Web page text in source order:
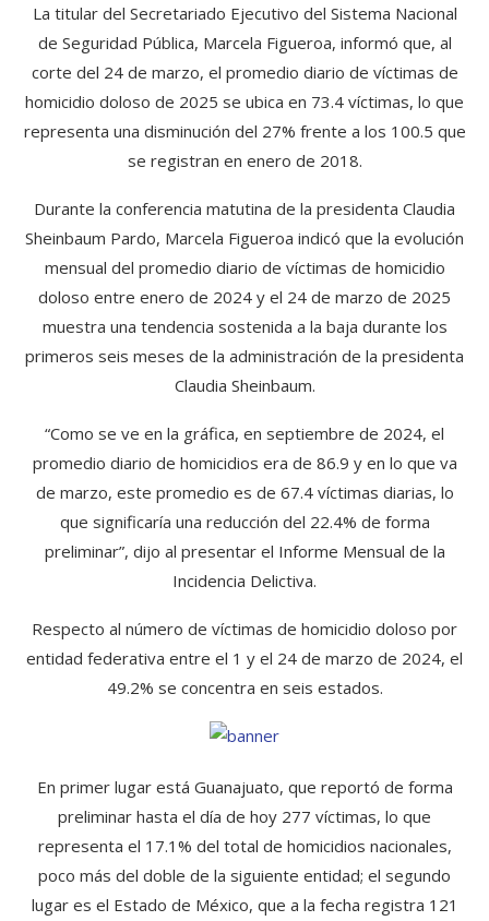
La titular del Secretariado Ejecutivo del Sistema Nacional
de Seguridad Pública, Marcela Figueroa, informó que, al
corte del 24 de marzo, el promedio diario de víctimas de
homicidio doloso de 2025 se ubica en 73.4 víctimas, lo que
representa una disminución del 27% frente a los 100.5 que
se registran en enero de 2018.
Durante la conferencia matutina de la presidenta Claudia
Sheinbaum Pardo, Marcela Figueroa indicó que la evolución
mensual del promedio diario de víctimas de homicidio
doloso entre enero de 2024 y el 24 de marzo de 2025
muestra una tendencia sostenida a la baja durante los
primeros seis meses de la administración de la presidenta
Claudia Sheinbaum.
“Como se ve en la gráfica, en septiembre de 2024, el
promedio diario de homicidios era de 86.9 y en lo que va
de marzo, este promedio es de 67.4 víctimas diarias, lo
que significaría una reducción del 22.4% de forma
preliminar”, dijo al presentar el Informe Mensual de la
Incidencia Delictiva.
Respecto al número de víctimas de homicidio doloso por
entidad federativa entre el 1 y el 24 de marzo de 2024, el
49.2% se concentra en seis estados.
En primer lugar está Guanajuato, que reportó de forma
preliminar hasta el día de hoy 277 víctimas, lo que
representa el 17.1% del total de homicidios nacionales,
poco más del doble de la siguiente entidad; el segundo
lugar es el Estado de México, que a la fecha registra 121